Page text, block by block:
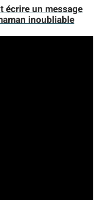
écrire un message
inoubliable